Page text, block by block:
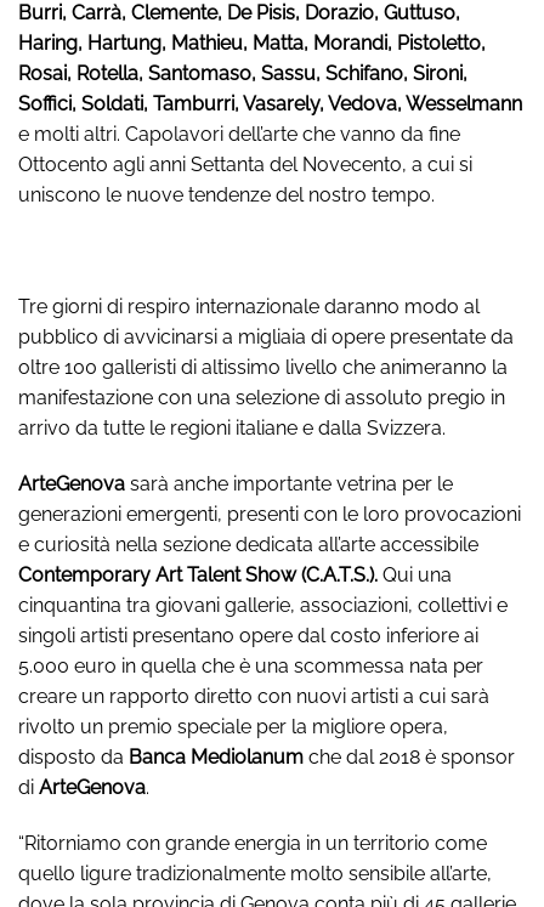
Burri, Carrà, Clemente, De Pisis, Dorazio, Guttuso,
Haring, Hartung, Mathieu, Matta, Morandi, Pistoletto,
Rosai, Rotella, Santomaso, Sassu, Schifano, Sironi,
Soffici, Soldati, Tamburri, Vasarely, Vedova, Wesselmann
e molti altri. Capolavori dell’arte che vanno da fine
Ottocento agli anni Settanta del Novecento, a cui si
uniscono le nuove tendenze del nostro tempo.
Tre giorni di respiro internazionale daranno modo al
pubblico di avvicinarsi a migliaia di opere presentate da
oltre 100 galleristi di altissimo livello che animeranno la
manifestazione con una selezione di assoluto pregio in
arrivo da tutte le regioni italiane e dalla Svizzera.
ArteGenova sarà anche importante vetrina per le
generazioni emergenti, presenti con le loro provocazioni
e curiosità nella sezione dedicata all’arte accessibile
Contemporary Art Talent Show (C.A.T.S.). Qui una
cinquantina tra giovani gallerie, associazioni, collettivi e
singoli artisti presentano opere dal costo inferiore ai
5.000 euro in quella che è una scommessa nata per
creare un rapporto diretto con nuovi artisti a cui sarà
rivolto un premio speciale per la migliore opera,
disposto da Banca Mediolanum che dal 2018 è sponsor
di ArteGenova.
“Ritorniamo con grande energia in un territorio come
quello ligure tradizionalmente molto sensibile all’arte,